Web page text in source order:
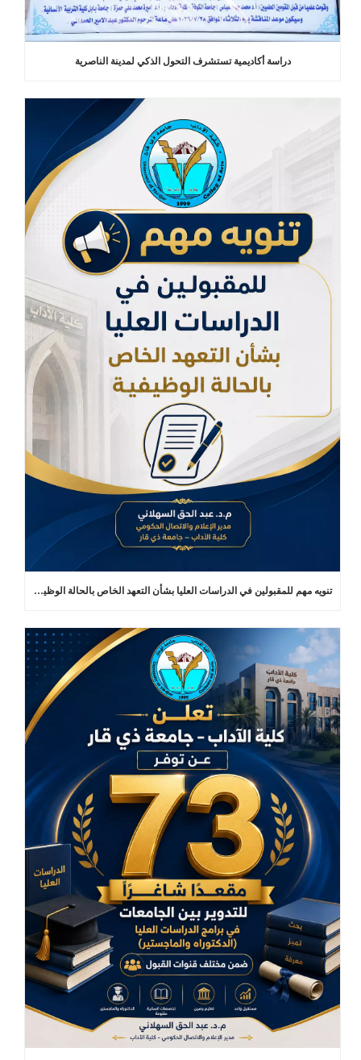
دراسة أكاديمية تستشرف التحول الذكي لمدينة الناصرية
تنويه مهم للمقبولين في الدراسات العليا بشأن التعهد الخاص بالحالة الوظيفية